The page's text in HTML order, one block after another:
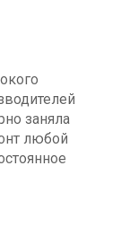
заняла
любой